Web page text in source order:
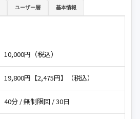
ユーザー層 基本情報
10,000円（税込）
19,800円【2,475円】（税込）
40分 / 無制限回 / 30日